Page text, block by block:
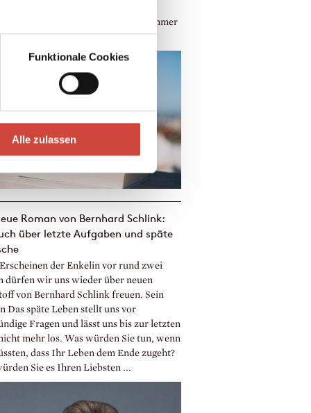
Funktionale Cookies
Alle zulassen
zusammengestellt, die diesen Sommer
für Unterhaltung sorgen, egal...
Roman von Bernhard Schlink:
über letzte Aufgaben und späte
der Enkelin vor rund zwei
dürfen wir uns wieder über neuen
von Bernhard Schlink freuen. Sein
Das späte Leben stellt uns vor
Fragen und lässt uns bis zur letzten
mehr los. Was würden Sie tun, wenn
dass Ihr Leben dem Ende zugeht?
Sie es Ihren Liebsten ...